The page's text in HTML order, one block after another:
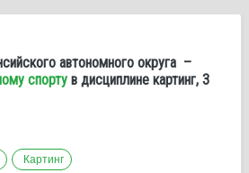
автономного округа –
спорту в дисциплине картинг, 3
Картинг